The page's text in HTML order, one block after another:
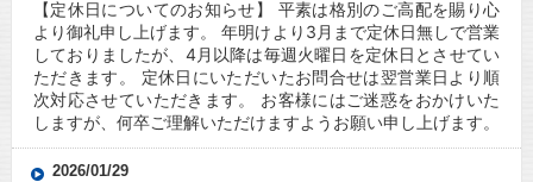
【定休日についてのお知らせ】 平素は格別のご高配を賜り心
より御礼申し上げます。 年明けより3月まで定休日無しで営業
しておりましたが、4月以降は毎週火曜日を定休日とさせてい
ただきます。 定休日にいただいたお問合せは翌営業日より順
次対応させていただきます。 お客様にはご迷惑をおかけいた
しますが、何卒ご理解いただけますようお願い申し上げます。
2026/01/29